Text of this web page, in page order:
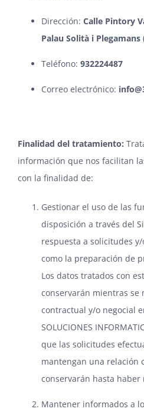
Dirección: Calle Pintory
Palau Solità i Plegamans
Teléfono: 932224487
Correo electrónico:
Finalidad del tratamiento:
información que nos facilitan
con la finalidad de:
Gestionar el uso de las
disposición a través del
respuesta a solicitudes
como la preparación de
Los datos tratados con
conservarán mientras se
contractual y/o negocial
SOLUCIONES
que las solicitudes
mantengan una relación
conservarán hasta
Mantener informados a